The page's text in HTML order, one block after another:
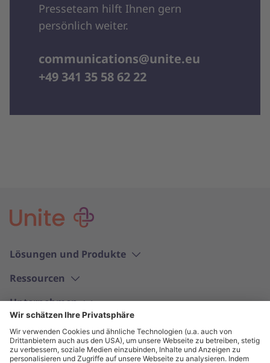
Presseteam hilft Ihnen gern
persönlich weiter.
communications@unite.eu
+49 341 35 58 62 22
Lösungen und Produkte
Ressourcen
Unternehmen